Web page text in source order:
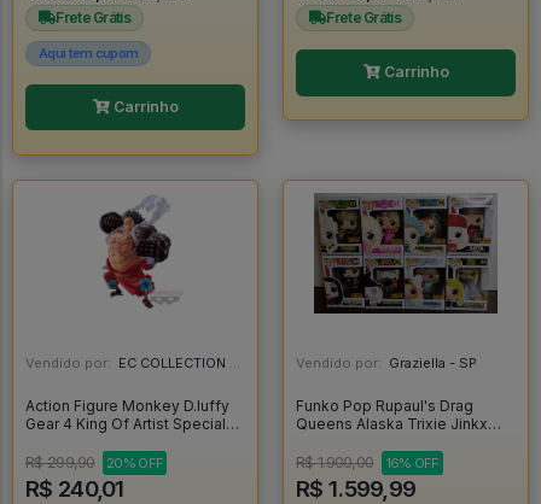
Frete Grátis
Aqui tem cupom
Carrinho
Frete Grátis
Carrinho
Vendido por: EC COLLECTION - SP
Action Figure Monkey D.luffy
Gear 4 King Of Artist Special
One Piece
R$ 299,90 20% OFF
R$ 240,01
Vendido por: Graziella - SP
Funko Pop Rupaul's Drag
Queens Alaska Trixie Jinkx
Pabllo Drags - Rupaul Drags
Race #1
R$ 1.900,00 16% OFF
R$ 1.599,99